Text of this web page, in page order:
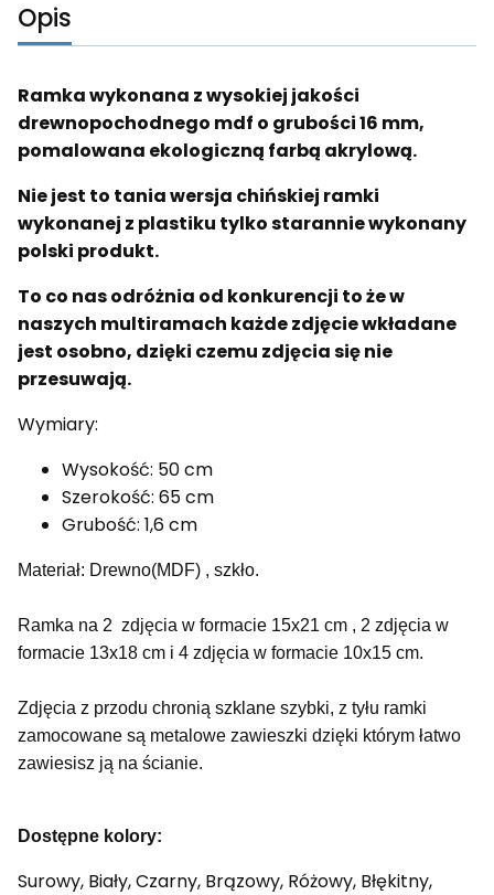
Opis
Ramka wykonana z wysokiej jakości
drewnopochodnego mdf o grubości 16 mm,
pomalowana ekologiczną farbą akrylową.
Nie jest to tania wersja chińskiej ramki
wykonanej z plastiku tylko starannie wykonany
polski produkt.
To co nas odróżnia od konkurencji to że w
naszych multiramach każde zdjęcie wkładane
jest osobno, dzięki czemu zdjęcia się nie
przesuwają.
Wymiary:
Wysokość: 50 cm
Szerokość: 65 cm
Grubość: 1,6 cm
Materiał: Drewno(MDF) , szkło.
Ramka na 2 zdjęcia w formacie 15x21 cm , 2 zdjęcia w
formacie 13x18 cm i 4 zdjęcia w formacie 10x15 cm.
Zdjęcia z przodu chronią szklane szybki, z tyłu ramki
zamocowane są metalowe zawieszki dzięki którym łatwo
zawiesisz ją na ścianie.
Dostępne kolory:
Surowy, Biały, Czarny, Brązowy, Różowy, Błękitny,